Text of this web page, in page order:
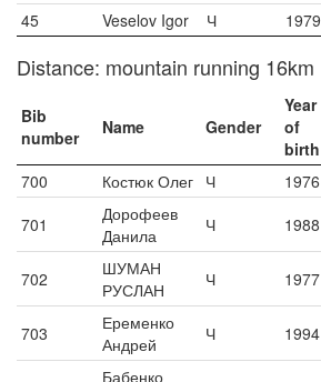
45
Veselov Igor Ч 1979
Distance: mountain running 16km
Bib
number
Name Gender
Year
of
birth
700 Костюк Олег Ч 1976
701
Дорофеев
Данила
Ч 1988
702
ШУМАН
РУСЛАН
Ч 1977
703
Еременко
Андрей
Ч 1994
Бабенко